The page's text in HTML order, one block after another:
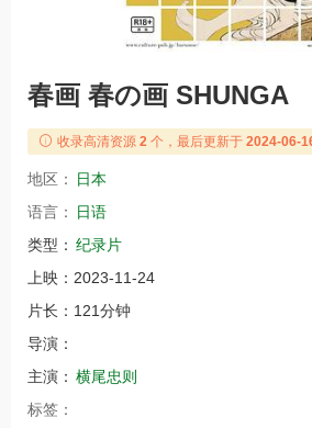
春画 春の画 SHUNGA
收录高清资源 2 个，最后更新于 2024-06-
地区：
日本
语言：
日语
类型： 纪录片
上映： 2023-11-24
片长： 121分钟
导演：
主演： 横尾忠则
标签：